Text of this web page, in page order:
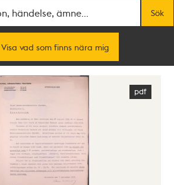
Sök
Visa vad som finns nära mig